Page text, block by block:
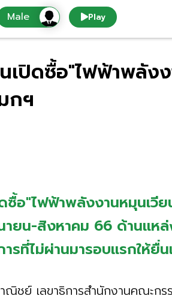
Play
เปิดซื้อ"ไฟฟ้าพลัง
กฯ
ซื้อ"ไฟฟ้าพลังงานหมุนเวี
ายน-สิงหาคม 66 ด้านแห
รที่ไม่ผ่านมารอบแรกให้ยื่
ชย์ เลขาธิการสำนักงานคณะกร